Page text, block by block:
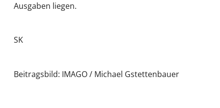
Ausgaben liegen.
SK
Beitragsbild: IMAGO / Michael Gstettenbauer